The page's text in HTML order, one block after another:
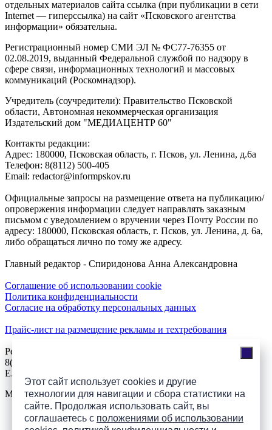
Этот сайт использует cookies и другие
технологии для навигации и сбора статистики на
сайте. Продолжая использовать сайт, вы
соглашаетесь с положениями об использовании
отдельных материалов сайта ссылка (при публикации в сети
Internet — гиперссылка) на сайт «Псковского агентства
информации» обязательна.
Регистрационный номер СМИ ЭЛ № ФС77-76355 от
02.08.2019, выданный Федеральной службой по надзору в
сфере связи, информационных технологий и массовых
коммуникаций (Роскомнадзор).
Учредитель (соучредители): Правительство Псковской
области, Автономная некоммерческая организация
Издательский дом "МЕДИАЦЕНТР 60"
Контакты редакции:
Адреc: 180000, Псковская область, г. Псков, ул. Ленина, д.6а
Телефон: 8(8112) 500-405
Email: redactor@informpskov.ru
Официальные запросы на размещение ответа на публикацию/
опровержения информации следует направлять заказным
письмом с уведомлением о вручении через Почту России по
адресу: 180000, Псковская область, г. Псков, ул. Ленина, д. 6а,
либо обращаться лично по тому же адресу.
Главный редактор - Спиридонова Анна Александровна
Соглашение об использовании cookie
Политика конфиденциальности
Согласие на обработку персональных данных
Прайс-лист на размещение рекламы и техтребования
Реклама на сайте
8(921)508-52-62, телефон 8(8112) 500-131
E.Sezeikina@mhpsk.ru
Меню